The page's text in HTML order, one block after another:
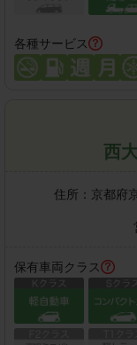
各種サービス
西
住所： 京都府
保有車両クラス